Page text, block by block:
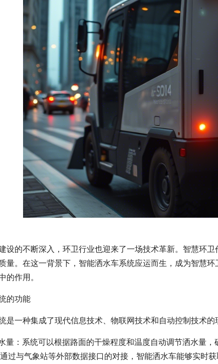
设的不断深入，环卫行业也迎来了一场技术革新。智慧环
量。在这一背景下，智能洒水车系统应运而生，成为智慧
的作用。
的功能
是一种集成了现代信息技术、物联网技术和自动控制技术的
量：系统可以根据路面的干燥程度和温度自动调节洒水量，
过与气象站等外部数据接口的对接，智能洒水车能够实时